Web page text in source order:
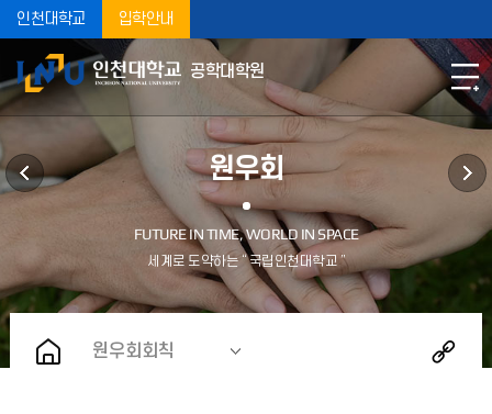
인천대학교 입학안내
공학대학원
원우회
원우회회칙